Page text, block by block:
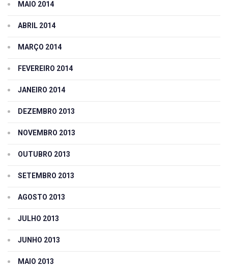
MAIO 2014
ABRIL 2014
MARÇO 2014
FEVEREIRO 2014
JANEIRO 2014
DEZEMBRO 2013
NOVEMBRO 2013
OUTUBRO 2013
SETEMBRO 2013
AGOSTO 2013
JULHO 2013
JUNHO 2013
MAIO 2013